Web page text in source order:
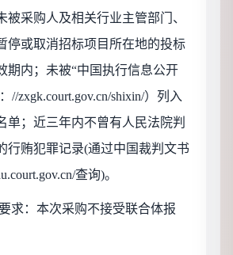
被采购人及相关行业主管部门、
停或取消招标项目所在地的投标
期内；未被“中国执行信息公开
//zxgk.court.gov.cn/shixin/）列入
单；近三年内不曾有人民法院判
行贿犯罪记录(通过中国裁判文书
查询)。
求：本次采购不接受联合体报